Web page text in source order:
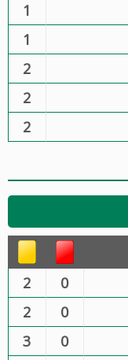
1
1
2
2
2
2 0
2 0
3 0